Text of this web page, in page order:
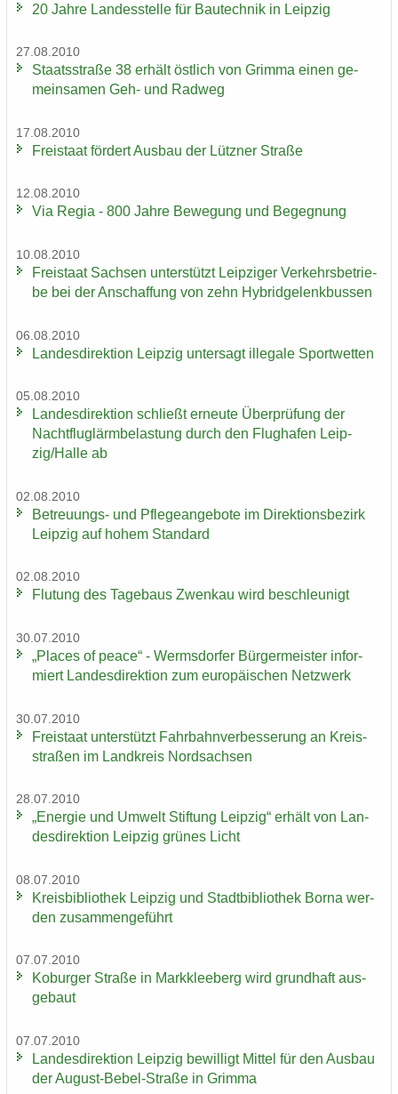
20 Jahre Lan­des­stel­le für Bau­tech­nik in Leip­zig
27.08.2010
Staats­stra­ße 38 er­hält öst­lich von Grim­ma einen ge­
mein­sa­men Geh- und Rad­weg
17.08.2010
Frei­staat för­dert Aus­bau der Lütz­ner Stra­ße
12.08.2010
Via Regia - 800 Jahre Be­we­gung und Be­geg­nung
10.08.2010
Frei­staat Sach­sen un­ter­stützt Leip­zi­ger Ver­kehrs­be­trie­
be bei der An­schaf­fung von zehn Hy­brid­ge­lenk­bus­sen
06.08.2010
Lan­des­di­rek­ti­on Leip­zig un­ter­sagt il­le­ga­le Sport­wet­ten
05.08.2010
Lan­des­di­rek­ti­on schließt er­neu­te Über­prü­fung der
Nacht­flug­lärm­be­las­tung durch den Flug­ha­fen Leip­
zig/Halle ab
02.08.2010
Betreuungs-​ und Pfle­ge­an­ge­bo­te im Di­rek­ti­ons­be­zirk
Leip­zig auf hohem Stan­dard
02.08.2010
Flu­tung des Ta­ge­baus Zwenkau wird be­schleu­nigt
30.07.2010
„Places of peace“ - Werms­dor­fer Bür­ger­meis­ter in­for­
miert Lan­des­di­rek­ti­on zum eu­ro­päi­schen Netz­werk
30.07.2010
Frei­staat un­ter­stützt Fahr­bahn­ver­bes­se­rung an Kreis­
stra­ßen im Land­kreis Nord­sach­sen
28.07.2010
„En­er­gie und Um­welt Stif­tung Leip­zig“ er­hält von Lan­
des­di­rek­ti­on Leip­zig grü­nes Licht
08.07.2010
Kreis­bi­blio­thek Leip­zig und Stadt­bi­blio­thek Borna wer­
den zu­sam­men­ge­führt
07.07.2010
Ko­bur­ger Stra­ße in Mark­klee­berg wird grund­haft aus­
ge­baut
07.07.2010
Lan­des­di­rek­ti­on Leip­zig be­wil­ligt Mit­tel für den Aus­bau
der August-​Bebel-Straße in Grim­ma